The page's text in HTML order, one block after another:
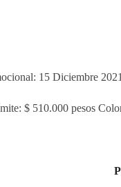
15 Diciembre 2021
$ 510.000 pesos